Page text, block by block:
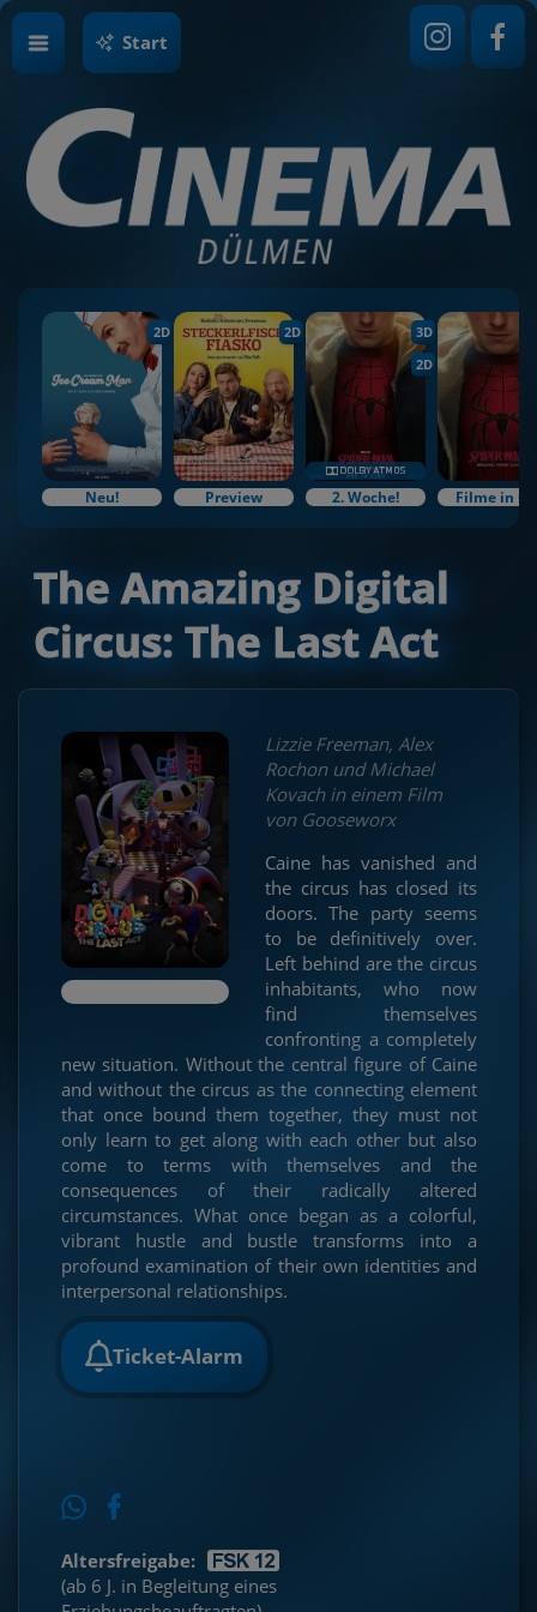
Start
2D
Neu!
2D
Preview
3D
2D
2. Woche! Filme in
The Amazing Digital
Circus: The Last Act
Lizzie Freeman, Alex
Rochon und Michael
Kovach in einem Film
von Gooseworx
Caine has vanished and
the circus has closed its
doors. The party seems
to be definitively over.
Left behind are the circus
inhabitants, who now
find themselves
confronting a completely
new situation. Without the central figure of Caine
and without the circus as the connecting element
that once bound them together, they must not
only learn to get along with each other but also
come to terms with themselves and the
consequences of their radically altered
circumstances. What once began as a colorful,
vibrant hustle and bustle transforms into a
profound examination of their own identities and
interpersonal relationships.
Ticket-Alarm
Altersfreigabe:
(ab 6 J. in Begleitung eines